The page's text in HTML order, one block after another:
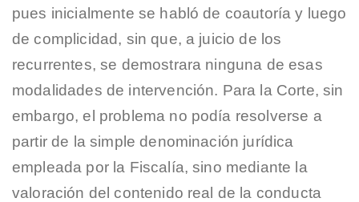
pues inicialmente se habló de coautoría y luego
de complicidad, sin que, a juicio de los
recurrentes, se demostrara ninguna de esas
modalidades de intervención. Para la Corte, sin
embargo, el problema no podía resolverse a
partir de la simple denominación jurídica
empleada por la Fiscalía, sino mediante la
valoración del contenido real de la conducta